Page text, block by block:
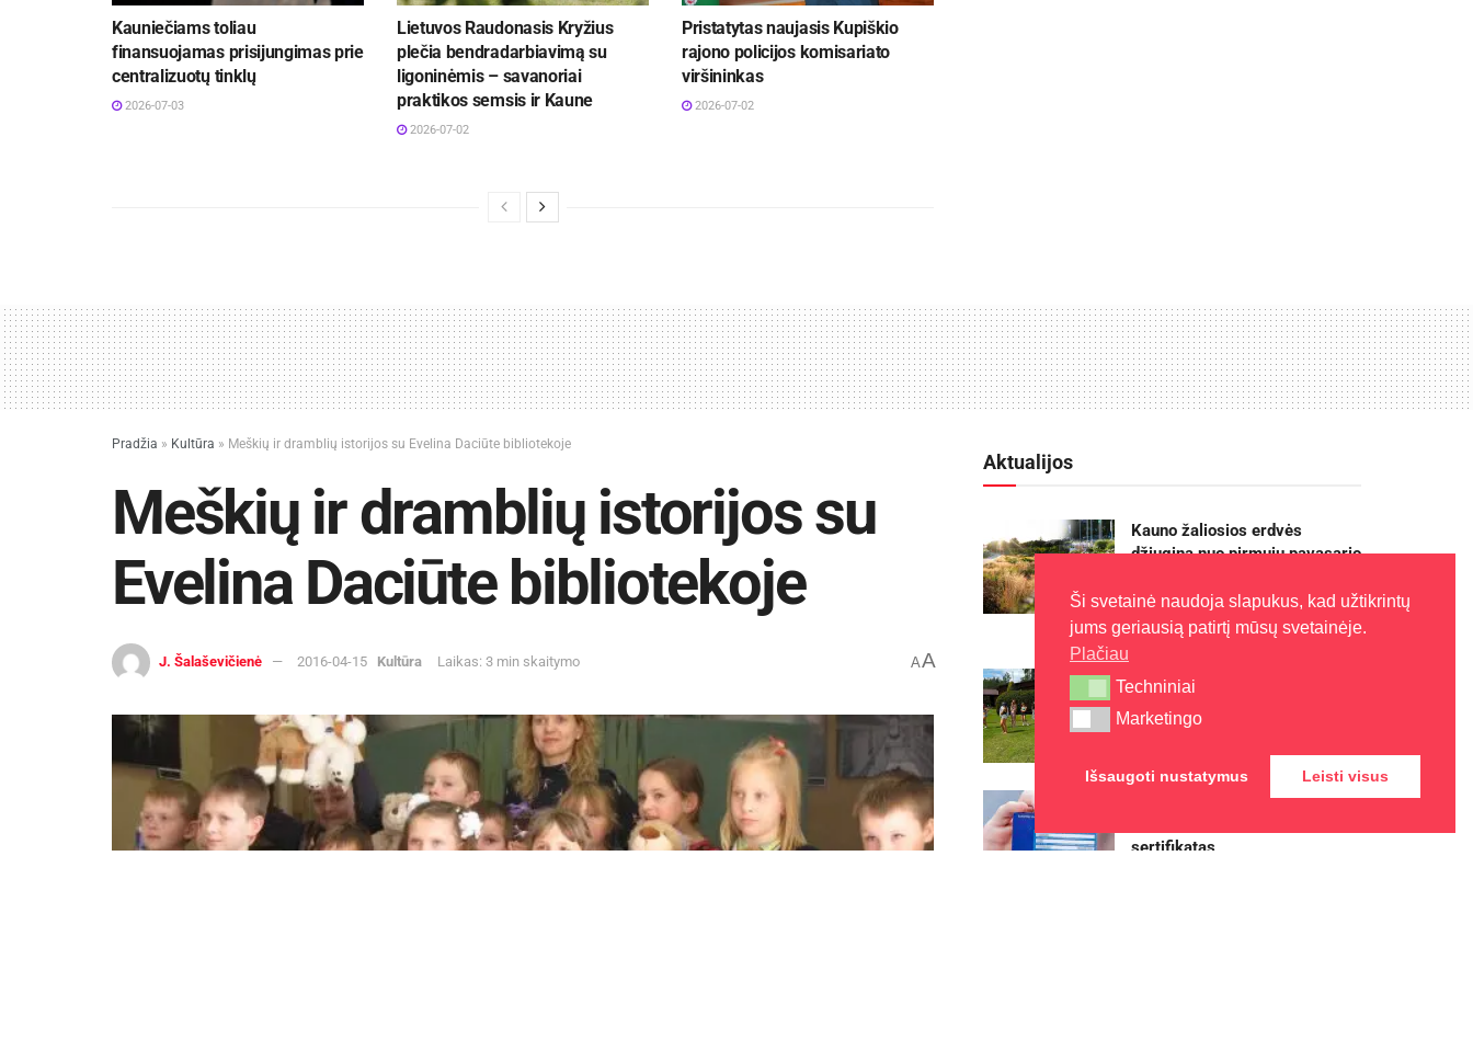
Kauniečiams toliau
finansuojamas prisijungimas prie
centralizuotų tinklų
2026-07-03
Lietuvos Raudonasis Kryžius
plečia bendradarbiavimą su
ligoninėmis – savanoriai
praktikos semsis ir Kaune
2026-07-02
Pristatytas naujasis Kupiškio
rajono policijos komisariato
viršininkas
2026-07-02
Pradžia » Kultūra » Meškių ir dramblių istorijos su Evelina Daciūte bibliotekoje
Meškių ir dramblių istorijos su
Evelina Daciūte bibliotekoje
J. Šalaševičienė 2016-04-15 Kultūra Laikas: 3 min skaitymo AA
Aktualijos
Kauno žaliosios erdvės
džiugina nuo pirmųjų pavasario
pabaigos
2026-08-07
Kaune – nemokamos vasaros
2026-08-07
Europos sveikatos draudimo
sertifikatas
Ši svetainė naudoja slapukus, kad užtikrintų
jums geriausią patirtį mūsų svetainėje.
Plačiau
Techniniai
Techniniai
Marketingo
Marketingo
Išsaugoti nustatymus Leisti visus